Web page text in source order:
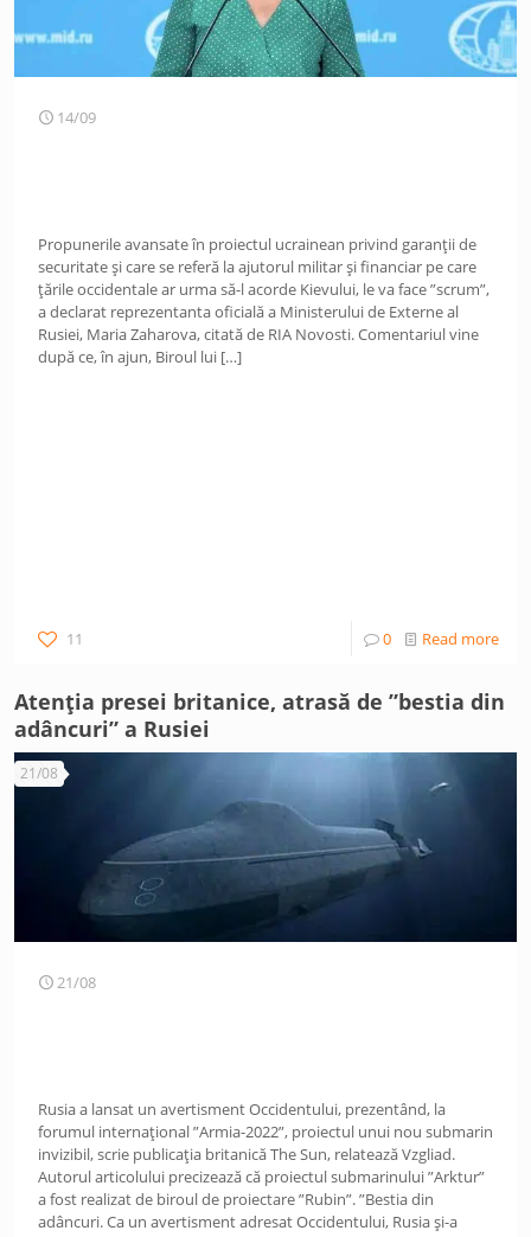
14/09
Propunerile avansate în proiectul ucrainean privind garanții de
securitate și care se referă la ajutorul militar și financiar pe care
țările occidentale ar urma să-l acorde Kievului, le va face ”scrum”,
a declarat reprezentanta oficială a Ministerului de Externe al
Rusiei, Maria Zaharova, citată de RIA Novosti. Comentariul vine
după ce, în ajun, Biroul lui […]
11 0 Read more
Atenția presei britanice, atrasă de ”bestia din
adâncuri” a Rusiei
21/08
21/08
Rusia a lansat un avertisment Occidentului, prezentând, la
forumul internațional ”Armia-2022”, proiectul unui nou submarin
invizibil, scrie publicația britanică The Sun, relatează Vzgliad.
Autorul articolului precizează că proiectul submarinului ”Arktur”
a fost realizat de biroul de proiectare ”Rubin”. ”Bestia din
adâncuri. Ca un avertisment adresat Occidentului, Rusia și-a